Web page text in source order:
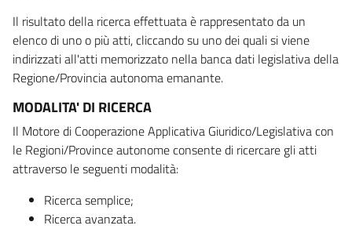
Il risultato della ricerca effettuata è rappresentato da un
elenco di uno o più atti, cliccando su uno dei quali si viene
indirizzati all'atti memorizzato nella banca dati legislativa della
Regione/Provincia autonoma emanante.
MODALITA' DI RICERCA
Il Motore di Cooperazione Applicativa Giuridico/Legislativa con
le Regioni/Province autonome consente di ricercare gli atti
attraverso le seguenti modalità:
Ricerca semplice;
Ricerca avanzata.